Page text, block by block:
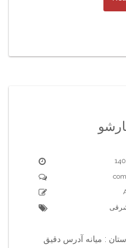
شرقی
: میانه آدرس دقیق